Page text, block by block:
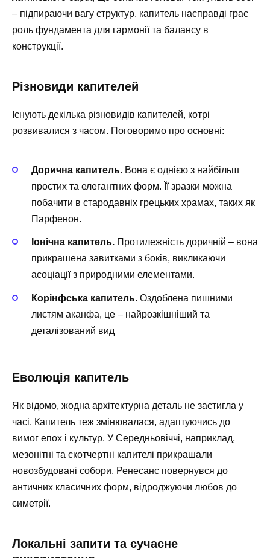
– підпираючи вагу структур, капитель насправді грає
роль фундамента для гармонії та балансу в
конструкції.
Різновиди капителей
Існують декілька різновидів капителей, котрі
розвивалися з часом. Поговоримо про основні:
Дорична капитель. Вона є однією з найбільш
простих та елегантних форм. Її зразки можна
побачити в стародавніх грецьких храмах, таких як
Парфенон.
Іонічна капитель. Протилежність доричній – вона
прикрашена завитками з боків, викликаючи
асоціації з природними елементами.
Корінфська капитель. Оздоблена пишними
листям аканфа, це – найрозкішніший та
деталізований вид
Еволюція капитель
Як відомо, жодна архітектурна деталь не застигла у
часі. Капитель теж змінювалася, адаптуючись до
вимог епох і культур. У Середньовіччі, наприклад,
мезонітні та скотчертні капителі прикрашали
новозбудовані собори. Ренесанс повернувся до
античних класичних форм, відроджуючи любов до
симетрії.
Локальні запити та сучасне